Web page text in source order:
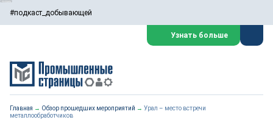
#подкаст_добывающей
Узнать больше
Главная → Обзор прошедших мероприятий → Урал – место встречи
металлообработчиков